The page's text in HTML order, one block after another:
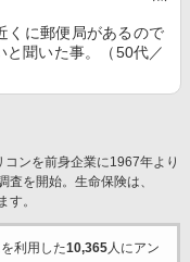
くに郵便局があるので
と聞いた事。（50代／
ンを前身企業に1967年より
を開始。生命保険は、
す。
利用した10,365人にアン